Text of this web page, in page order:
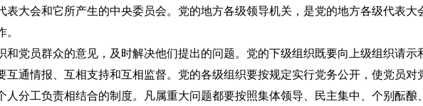
会和它所产生的中央委员会。党的地方各级领导机关，是党的地方各级代表大
员群众的意见，及时解决他们提出的问题。党的下级组织既要向上级组织请示
通情报、互相支持和互相监督。党的各级组织要按规定实行党务公开，使党员对
工负责相结合的制度。凡属重大问题都要按照集体领导、民主集中、个别酝酿